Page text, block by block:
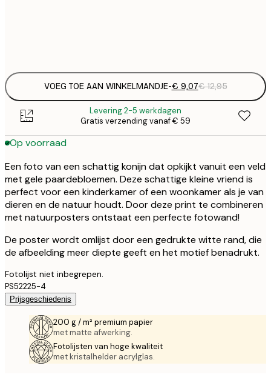
VOEG TOE AAN WINKELMANDJE-€ 9,07€ 12,95
Levering 2-5 werkdagen
Gratis verzending vanaf € 59
Op voorraad
Een foto van een schattig konijn dat opkijkt vanuit een veld
met gele paardebloemen. Deze schattige kleine vriend is
perfect voor een kinderkamer of een woonkamer als je van
dieren en de natuur houdt. Door deze print te combineren
met natuurposters ontstaat een perfecte fotowand!
De poster wordt omlijst door een gedrukte witte rand, die
de afbeelding meer diepte geeft en het motief benadrukt.
Fotolijst niet inbegrepen.
PS52225-4
Prijsgeschiedenis
200 g / m² premium papier
met matte afwerking.
Fotolijsten van hoge kwaliteit
met kristalhelder acrylglas.